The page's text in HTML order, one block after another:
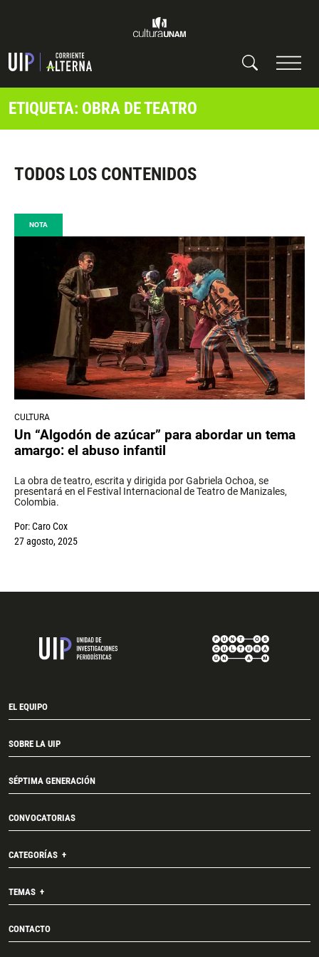
ETIQUETA: OBRA DE TEATRO
TODOS LOS CONTENIDOS
NOTA
CULTURA
Un “Algodón de azúcar” para abordar un tema
amargo: el abuso infantil
La obra de teatro, escrita y dirigida por Gabriela Ochoa, se
presentará en el Festival Internacional de Teatro de Manizales,
Colombia.
Por:Caro Cox
27 agosto, 2025
EL EQUIPO
SOBRE LA UIP
SÉPTIMA GENERACIÓN
CONVOCATORIAS
CATEGORÍAS
TEMAS
CONTACTO